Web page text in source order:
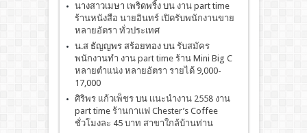
นางสาวเมษา เพริดพริ้งบน งาน part time
ร้านหนังสือ นายอินทร์ เปิดรับพนักงานขาย
หลายอัตรา ทั่วประเทศ
น.ส ธัญญพร สร้อยทองบน รับสมัคร
พนักงานทำ งาน part time ร้าน Mini Big C
หลายตำแน่ง หลายอัตรา รายได้ 9,000-
17,000
ศิริพร แก้วเพ็ชรบน เเนะนำงาน 2558 งาน
part time ร้านกาแฟ Chester’s Coffee
ชั่วโมงละ 45 บาท สาขาใกล้บ้านท่าน